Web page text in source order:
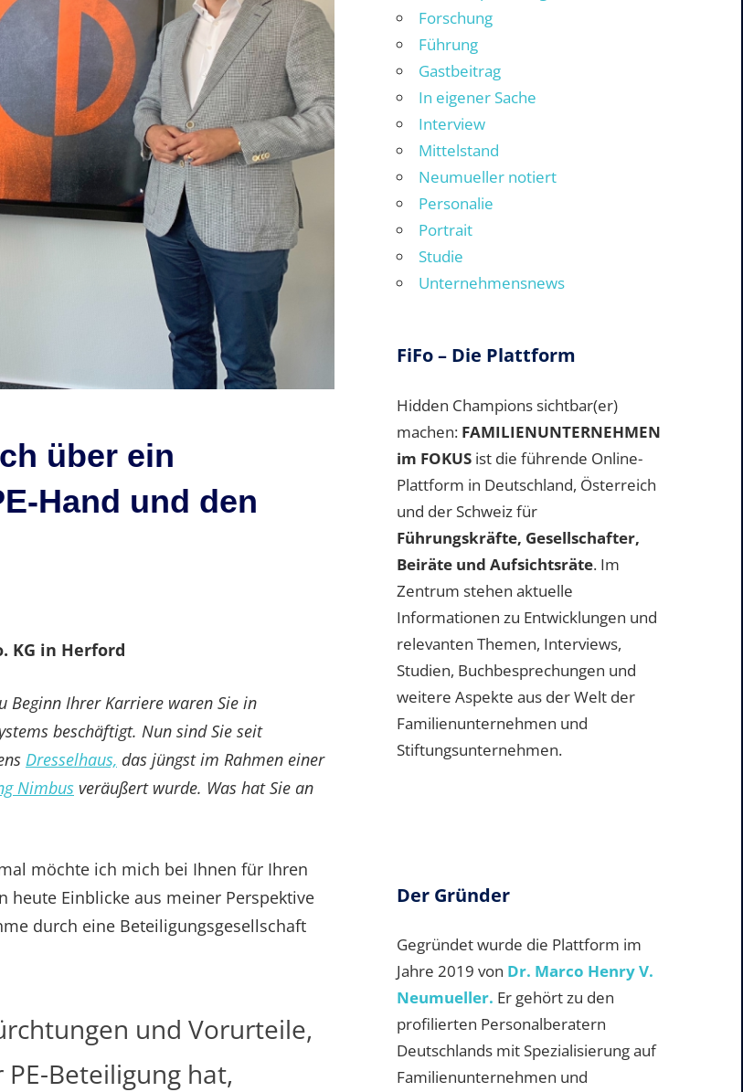
über ein
Hand und den
KG in Herford
Beginn Ihrer Karriere waren Sie in
beschäftigt. Nun sind Sie seit
Dresselhaus, das jüngst im Rahmen einer
Nimbus veräußert wurde. Was hat Sie an
möchte ich mich bei Ihnen für Ihren
heute Einblicke aus meiner Perspektive
durch eine Beteiligungsgesellschaft
und Vorurteile,
Beteiligung hat,
Forschung
Führung
Gastbeitrag
In eigener Sache
Interview
Mittelstand
Neumueller notiert
Personalie
Portrait
Studie
Unternehmensnews
FiFo – Die Plattform
Hidden Champions sichtbar(er)
machen: FAMILIENUNTERNEHMEN
im FOKUS ist die führende Online-
Plattform in Deutschland, Österreich
und der Schweiz für
Führungskräfte, Gesellschafter,
Beiräte und Aufsichtsräte. Im
Zentrum stehen aktuelle
Informationen zu Entwicklungen und
relevanten Themen, Interviews,
Studien, Buchbesprechungen und
weitere Aspekte aus der Welt der
Familienunternehmen und
Stiftungsunternehmen.
Der Gründer
Gegründet wurde die Plattform im
Jahre 2019 von Dr. Marco Henry V.
Neumueller. Er gehört zu den
profilierten Personalberatern
Deutschlands mit Spezialisierung auf
Familienunternehmen und